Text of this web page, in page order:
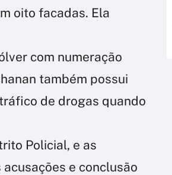
oito facadas. Ela
com numeração
também possui
de drogas quando
Policial, e as
e conclusão